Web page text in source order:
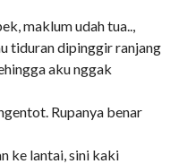
maklum udah tua..,
tiduran dipinggir ranjang
aku nggak
Rupanya benar
ke lantai, sini kaki